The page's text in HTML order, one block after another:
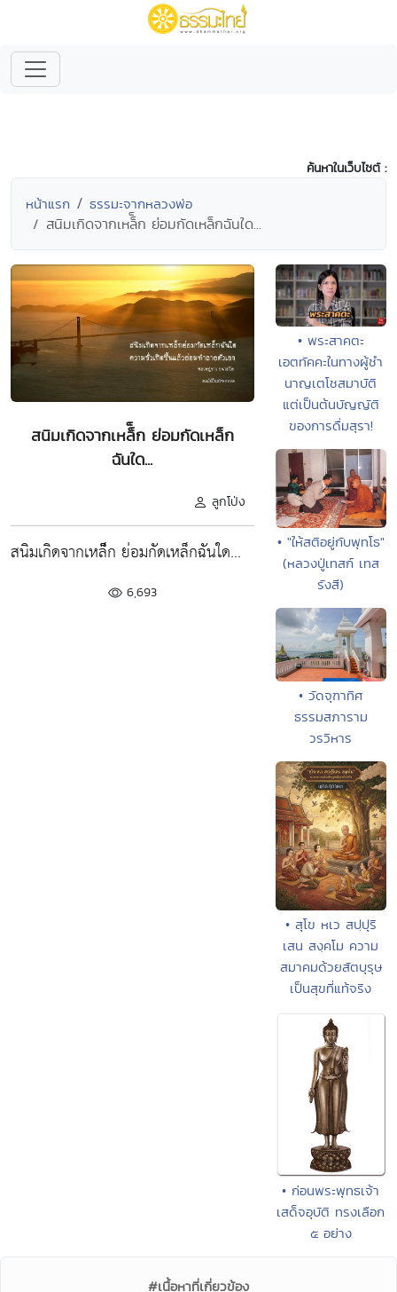
ค้นหาในเว็บไซต์ :
หน้าแรก ธรรมะจากหลวงพ่อ
สนิมเกิดจากเหล็็ก ย่อมกัดเหล็กฉันใด...
สนิมเกิดจากเหล็็ก ย่อมกัดเหล็ก
ฉันใด...
ลูกโป่ง
สนิมเกิดจากเหล็็ก ย่อมกัดเหล็กฉันใด...
6,693
• พระสาคตะ
เอตทัคคะในทางผู้ชำ
นาญเตโชสมาบัติ
แต่เป็นต้นบัญญัติ
ของการดื่มสุรา!
• "ให้สติอยู่กับพุทโธ"
(หลวงปู่เทสก์ เทส
รังสี)
• วัดจุฑาทิศ
ธรรมสภาราม
วรวิหาร
• สุโข หเว สปฺปุริ
เสน สงฺคโม ความ
สมาคมด้วยสัตบุรุษ
เป็นสุขที่แท้จริง
• ก่อนพระพุทธเจ้า
เสด็จอุบัติ ทรงเลือก
๕ อย่าง
#เนื้อหาที่เกี่ยวข้อง